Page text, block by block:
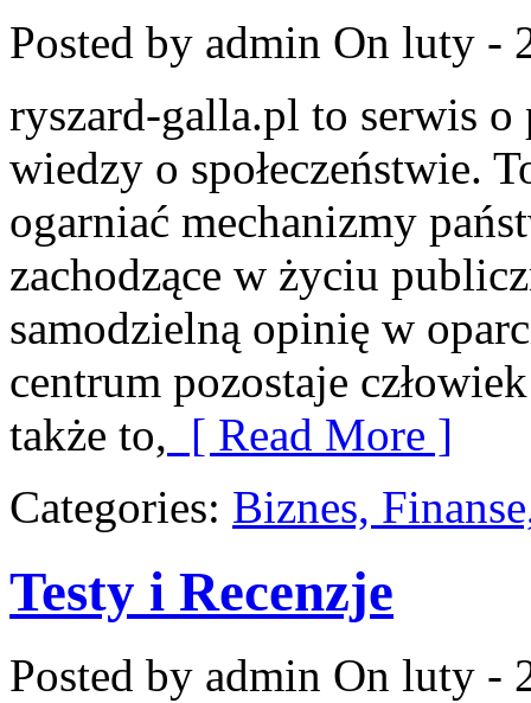
Posted by admin On luty -
ryszard-galla.pl to serwis
wiedzy o społeczeństwie.
ogarniać mechanizmy
zachodzące w życiu
samodzielną opinię w
centrum pozostaje
także to, [ Read More ]
Categories: Biznes,
Testy i Recenzje
Posted by admin On luty -